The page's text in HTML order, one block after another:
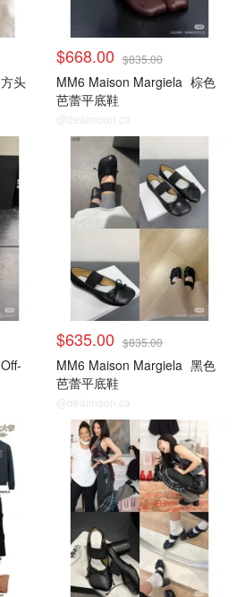
方头
$668.00 $835.00
MM6 Maison Margiela 棕色
芭蕾平底鞋
@dealmoon.ca
Off-
$635.00 $835.00
MM6 Maison Margiela 黑色
芭蕾平底鞋
@dealmoon.ca